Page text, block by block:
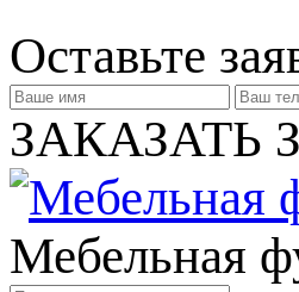
Оставьте
ЗАКАЗАТЬ
Мебельная